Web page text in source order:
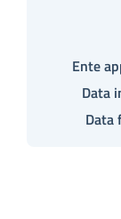
Ente
Data
Data